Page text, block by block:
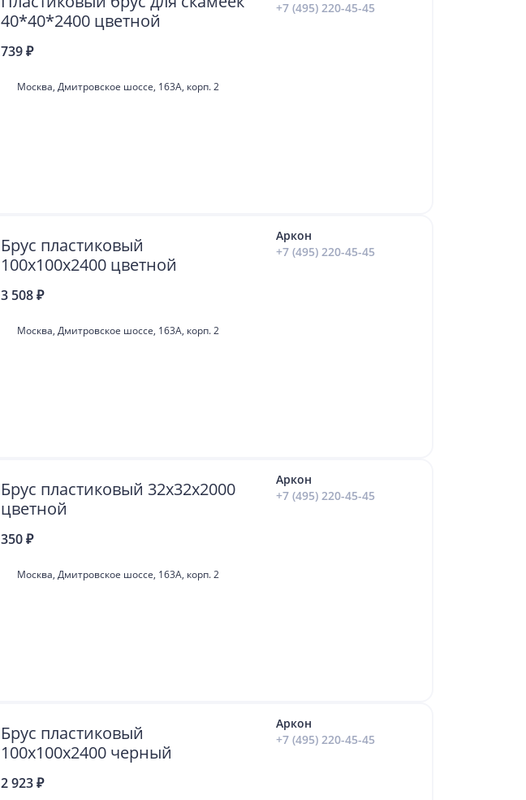
40*40*2400 цветной
739 ₽
Москва, Дмитровское шоссе, 163А, корп. 2
+7 (495) 220-45-45
Брус пластиковый
100х100х2400 цветной
3 508 ₽
Москва, Дмитровское шоссе, 163А, корп. 2
Аркон
+7 (495) 220-45-45
Брус пластиковый 32х32х2000
цветной
350 ₽
Москва, Дмитровское шоссе, 163А, корп. 2
Аркон
+7 (495) 220-45-45
Брус пластиковый
100х100х2400 черный
2 923 ₽
Аркон
+7 (495) 220-45-45